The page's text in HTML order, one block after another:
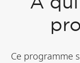
Ce programme